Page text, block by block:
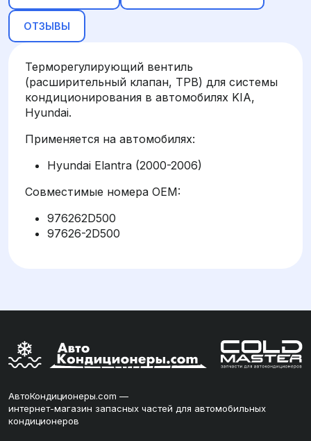
ОТЗЫВЫ
Терморегулирующий вентиль
(расширительный клапан, ТРВ) для системы
кондиционирования в автомобилях KIA,
Hyundai.
Применяется на автомобилях:
Hyundai Elantra (2000-2006)
Совместимые номера OEM:
976262D500
97626-2D500
АвтоКондиционеры.com —
интернет-магазин запасных частей для автомобильных
кондиционеров